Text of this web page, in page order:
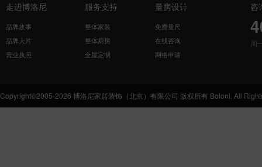
走进博洛尼
品牌故事
品牌大片
营业执照
服务支持
整体家装
整体厨房
全屋定制
量房设计
免费量尺
在线咨询
网络申请
咨
周
Copyright©2005-2026 博洛尼家居装饰（北京）有限公司 版权所有 Boloni. All